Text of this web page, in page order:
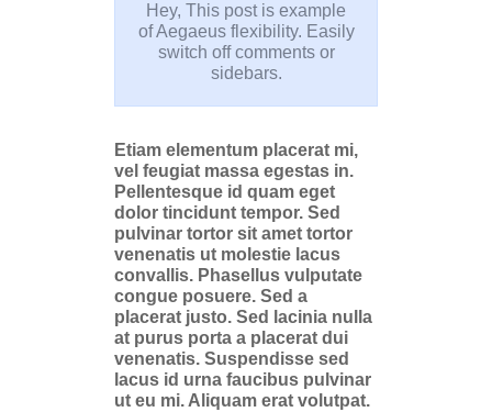
Hey, This post is example
of Aegaeus flexibility. Easily
switch off comments or
sidebars.
Etiam elementum placerat mi,
vel feugiat massa egestas in.
Pellentesque id quam eget
dolor tincidunt tempor. Sed
pulvinar tortor sit amet tortor
venenatis ut molestie lacus
convallis. Phasellus vulputate
congue posuere. Sed a
placerat justo. Sed lacinia nulla
at purus porta a placerat dui
venenatis. Suspendisse sed
lacus id urna faucibus pulvinar
ut eu mi. Aliquam erat volutpat.